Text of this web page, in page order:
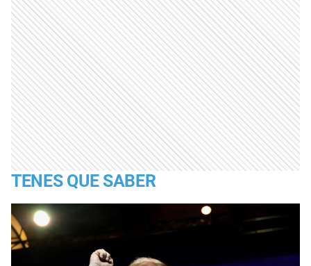
TENES QUE SABER